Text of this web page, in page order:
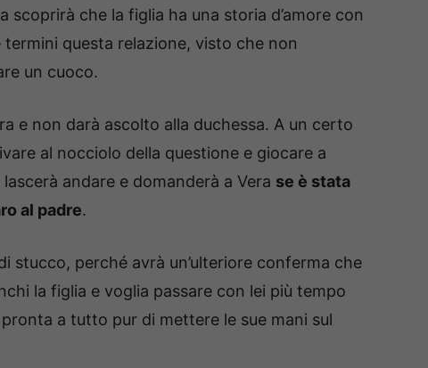
che la figlia ha una storia d’amore con
questa relazione, visto che non
un cuoco.
e non darà ascolto alla duchessa. A un certo
al nocciolo della questione e giocare a
andare e domanderà a Vera se è stata
al padre.
stucco, perché avrà un’ulteriore conferma che
la figlia e voglia passare con lei più tempo
a tutto pur di mettere le sue mani sul